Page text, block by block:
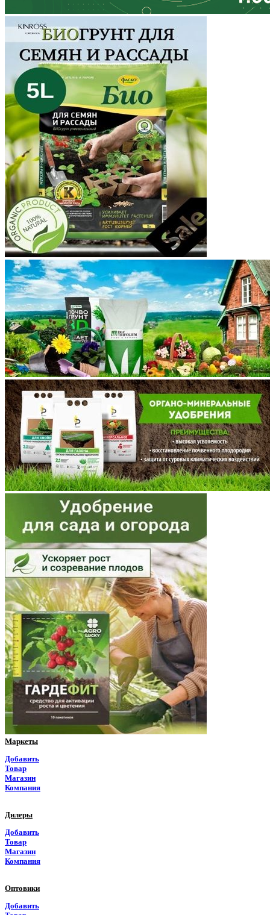
Карачаево-Черкесия
Карелия
Кемеровская область
Кировская область
Коми
Корякский округ
Костромская область
Краснодарский край
Красноярский край
Крым
Курганская область
Курская область
Ленинградская область
Липецкая область
Магаданская область
Марий Эл
Мордовия
Московская область
Мурманская область
Ненецкий АО
Нижегородская область
Новгородская область
Новосибирская область
Омская область
Оренбургская область
Орловская область
Пензенская область
Пермский край
Приморский край
Псковская область
Ростовская область
Маркеты
Добавить
Товар
Магазин
Компания
Дилеры
Добавить
Товар
Магазин
Компания
Оптовики
Добавить